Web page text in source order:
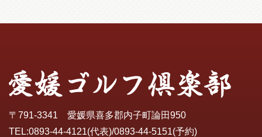
〒791-3341 愛媛県喜多郡内子町論田950
TEL:0893-44-4121(代表)/0893-44-5151(予約)